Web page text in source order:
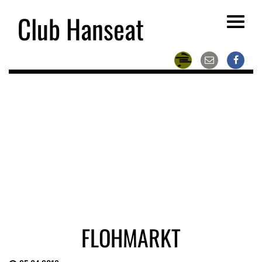
Club Hanseat
Toggle
FLOHMARKT